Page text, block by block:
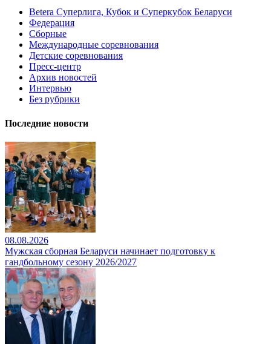
Betera Суперлига, Кубок и Суперкубок Беларуси
Федерация
Сборные
Международные соревнования
Детские соревнования
Пресс-центр
Архив новостей
Интервью
Без рубрики
Последние новости
08.08.2026
Мужская сборная Беларуси начинает подготовку к
гандбольному сезону 2026/2027